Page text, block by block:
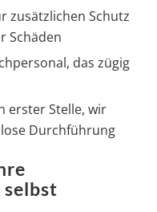
zusätzlichen Schutz
Schäden
das zügig
erster Stelle, wir
Durchführung